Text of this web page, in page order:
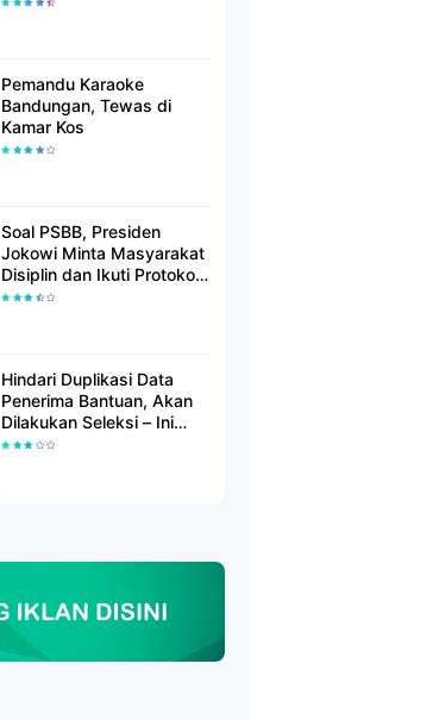
Pemandu Karaoke
Bandungan, Tewas di
Kamar Kos
Soal PSBB, Presiden
Jokowi Minta Masyarakat
Disiplin dan Ikuti Protokol
Kesehatan
Hindari Duplikasi Data
Penerima Bantuan, Akan
Dilakukan Seleksi – Ini
Penjelasanya